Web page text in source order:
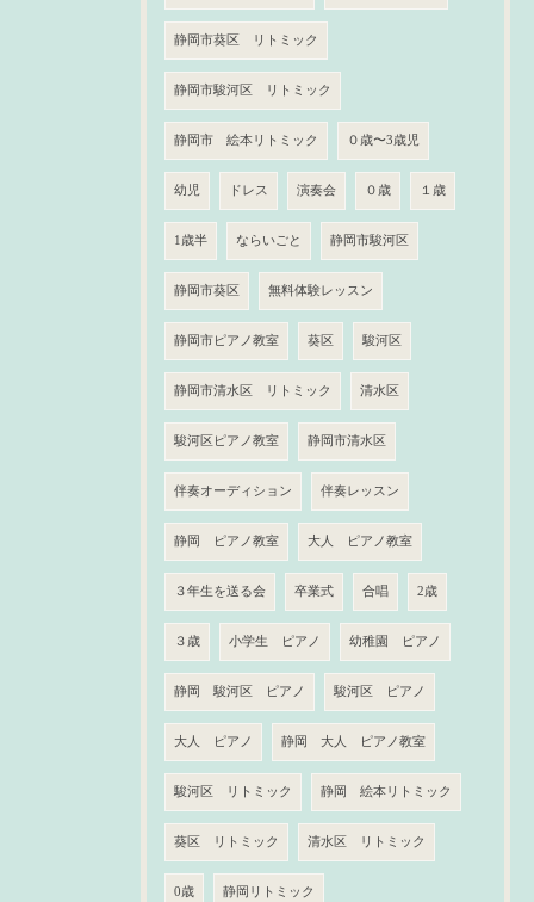
静岡市葵区 リトミック
静岡市駿河区 リトミック
静岡市 絵本リトミック ０歳〜3歳児
幼児 ドレス 演奏会 ０歳 １歳
1歳半 ならいごと 静岡市駿河区
静岡市葵区 無料体験レッスン
静岡市ピアノ教室 葵区 駿河区
静岡市清水区 リトミック 清水区
駿河区ピアノ教室 静岡市清水区
伴奏オーディション 伴奏レッスン
静岡 ピアノ教室 大人 ピアノ教室
３年生を送る会 卒業式 合唱 2歳
３歳 小学生 ピアノ 幼稚園 ピアノ
静岡 駿河区 ピアノ 駿河区 ピアノ
大人 ピアノ 静岡 大人 ピアノ教室
駿河区 リトミック 静岡 絵本リトミック
葵区 リトミック 清水区 リトミック
0歳 静岡リトミック